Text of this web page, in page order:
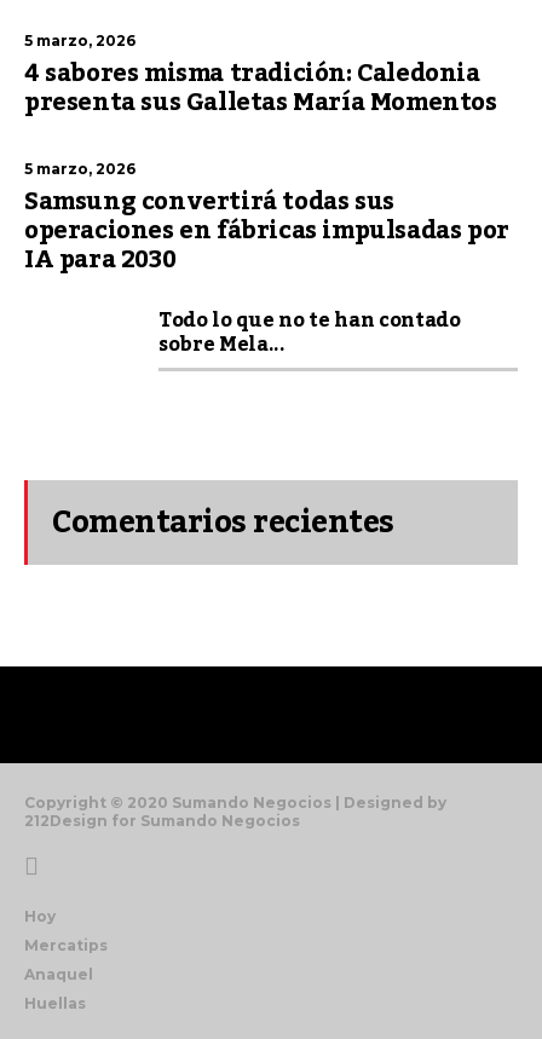
5 marzo, 2026
4 sabores misma tradición: Caledonia
presenta sus Galletas María Momentos
5 marzo, 2026
Samsung convertirá todas sus
operaciones en fábricas impulsadas por
IA para 2030
Todo lo que no te han contado
sobre Mela...
Comentarios recientes
Copyright © 2020 Sumando Negocios | Designed by
212Design for Sumando Negocios
Hoy
Mercatips
Anaquel
Huellas